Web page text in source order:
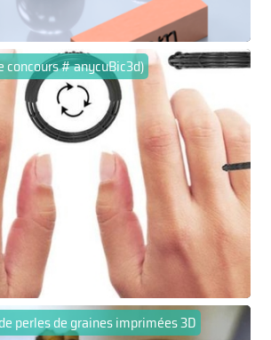
concours # anycuBic3d)
perles de graines imprimées 3D